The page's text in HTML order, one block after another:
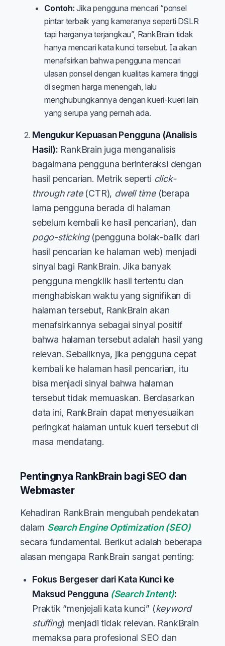
Contoh: Jika pengguna mencari “ponsel
pintar terbaik yang kameranya seperti DSLR
tapi harganya terjangkau”, RankBrain tidak
hanya mencari kata kunci tersebut. Ia akan
menafsirkan bahwa pengguna mencari
ulasan ponsel dengan kualitas kamera tinggi
di segmen harga menengah, lalu
menghubungkannya dengan kueri-kueri lain
yang serupa yang pernah ada.
Mengukur Kepuasan Pengguna (Analisis
Hasil): RankBrain juga menganalisis
bagaimana pengguna berinteraksi dengan
hasil pencarian. Metrik seperti click-
through rate(CTR), dwell time(berapa
lama pengguna berada di halaman
sebelum kembali ke hasil pencarian), dan
pogo-sticking(pengguna bolak-balik dari
hasil pencarian ke halaman web) menjadi
sinyal bagi RankBrain. Jika banyak
pengguna mengklik hasil tertentu dan
menghabiskan waktu yang signifikan di
halaman tersebut, RankBrain akan
menafsirkannya sebagai sinyal positif
bahwa halaman tersebut adalah hasil yang
relevan. Sebaliknya, jika pengguna cepat
kembali ke halaman hasil pencarian, itu
bisa menjadi sinyal bahwa halaman
tersebut tidak memuaskan. Berdasarkan
data ini, RankBrain dapat menyesuaikan
peringkat halaman untuk kueri tersebut di
masa mendatang.
Pentingnya RankBrain bagi SEO dan
Webmaster
Kehadiran RankBrain mengubah pendekatan
dalam Search Engine Optimization(SEO)
secara fundamental. Berikut adalah beberapa
alasan mengapa RankBrain sangat penting:
Fokus Bergeser dari Kata Kunci ke
Maksud Pengguna (Search Intent):
Praktik “menjejali kata kunci” (keyword
stuffing) menjadi tidak relevan. RankBrain
memaksa para profesional SEO dan